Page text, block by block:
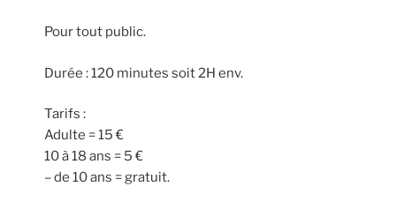
Pour tout public.
Durée : 120 minutes soit 2H env.
Tarifs :
Adulte = 15 €
10 à 18 ans = 5 €
– de 10 ans = gratuit.